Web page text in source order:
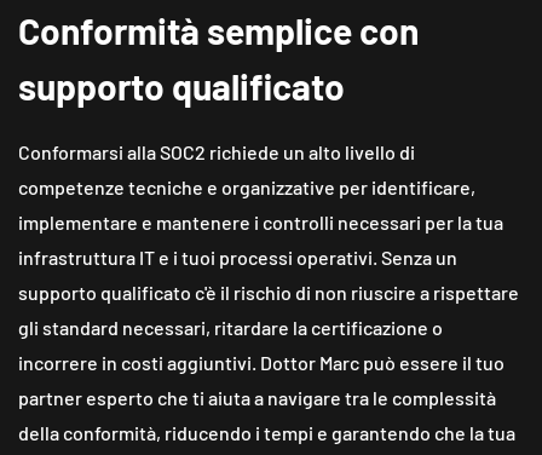
Conformità semplice con
supporto qualificato
Conformarsi alla SOC2 richiede un alto livello di
competenze tecniche e organizzative per identificare,
implementare e mantenere i controlli necessari per la tua
infrastruttura IT e i tuoi processi operativi. Senza un
supporto qualificato c'è il rischio di non riuscire a rispettare
gli standard necessari, ritardare la certificazione o
incorrere in costi aggiuntivi. Dottor Marc può essere il tuo
partner esperto che ti aiuta a navigare tra le complessità
della conformità, riducendo i tempi e garantendo che la tua